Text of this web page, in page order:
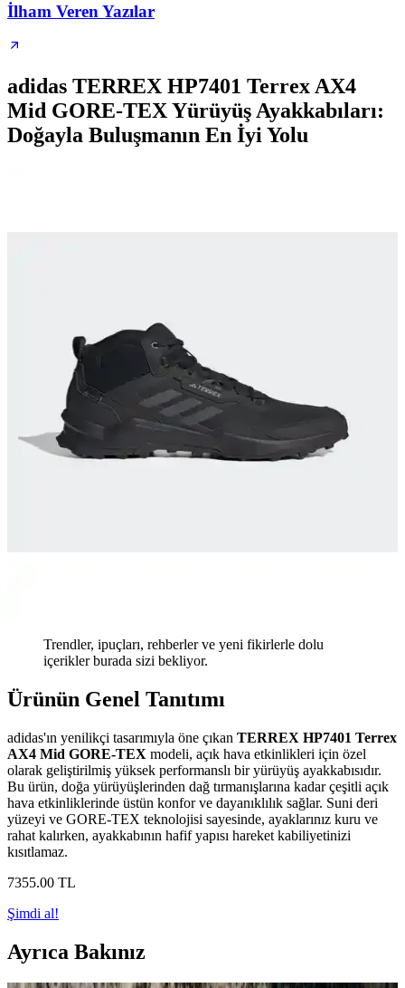
İlham Veren Yazılar
adidas TERREX HP7401 Terrex AX4
Mid GORE-TEX Yürüyüş Ayakkabıları:
Doğayla Buluşmanın En İyi Yolu
Trendler, ipuçları, rehberler ve yeni fikirlerle dolu
içerikler burada sizi bekliyor.
Ürünün Genel Tanıtımı
adidas'ın yenilikçi tasarımıyla öne çıkan TERREX HP7401 Terrex
AX4 Mid GORE-TEX modeli, açık hava etkinlikleri için özel
olarak geliştirilmiş yüksek performanslı bir yürüyüş ayakkabısıdır.
Bu ürün, doğa yürüyüşlerinden dağ tırmanışlarına kadar çeşitli açık
hava etkinliklerinde üstün konfor ve dayanıklılık sağlar. Suni deri
yüzeyi ve GORE-TEX teknolojisi sayesinde, ayaklarınız kuru ve
rahat kalırken, ayakkabının hafif yapısı hareket kabiliyetinizi
kısıtlamaz.
7355.00 TL
Şimdi al!
Ayrıca Bakınız